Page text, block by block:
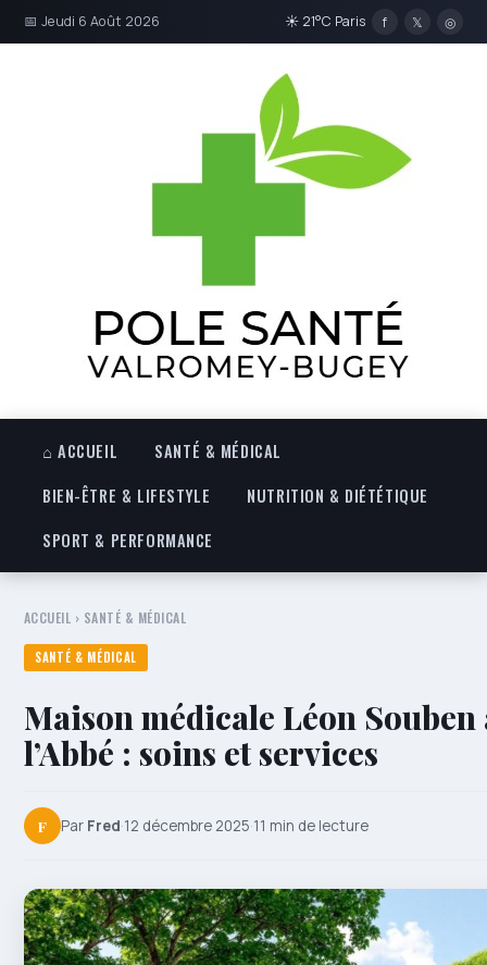
📅 Jeudi 6 Août 2026 ☀ 21°C Paris f 𝕏 ◎
⌂ ACCUEIL
SANTÉ & MÉDICAL
BIEN-ÊTRE & LIFESTYLE
NUTRITION & DIÉTÉTIQUE
SPORT & PERFORMANCE
ACCUEIL › SANTÉ & MÉDICAL
SANTÉ & MÉDICAL
Maison médicale Léon Souben
l’Abbé : soins et services
F Par Fred·12 décembre 2025·11 min de lecture